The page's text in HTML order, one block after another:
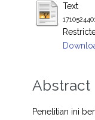
Text
Abstract
Penelitian ini